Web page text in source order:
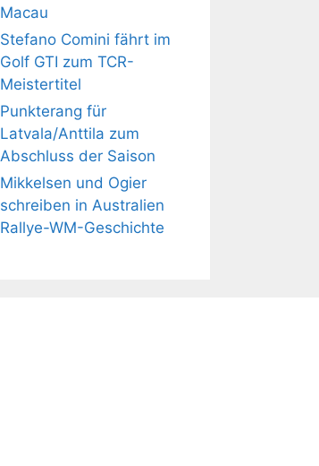
Macau
Stefano Comini fährt im
Golf GTI zum TCR-
Meistertitel
Punkterang für
Latvala/Anttila zum
Abschluss der Saison
Mikkelsen und Ogier
schreiben in Australien
Rallye-WM-Geschichte